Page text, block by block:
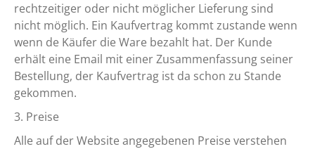
rechtzeitiger oder nicht möglicher Lieferung sind
nicht möglich. Ein Kaufvertrag kommt zustande wenn
wenn de Käufer die Ware bezahlt hat. Der Kunde
erhält eine Email mit einer Zusammenfassung seiner
Bestellung, der Kaufvertrag ist da schon zu Stande
gekommen.
3. Preise
Alle auf der Website angegebenen Preise verstehen